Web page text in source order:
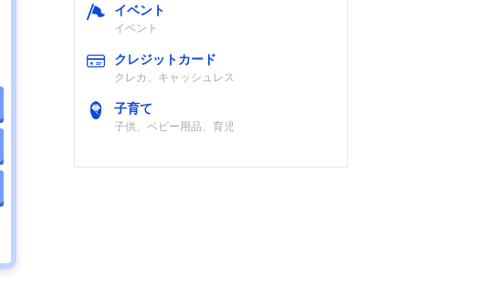
イベント
イベント
クレジットカード
クレカ、キャッシュレス
子育て
子供、ベビー用品、育児